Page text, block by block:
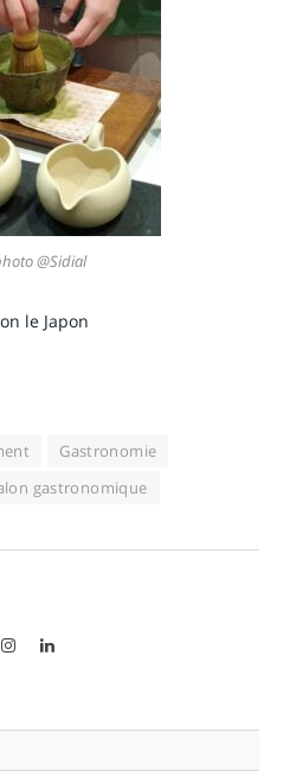
@Sidial
le Japon
Gastronomie
gastronomique
InstagramLinkedIn